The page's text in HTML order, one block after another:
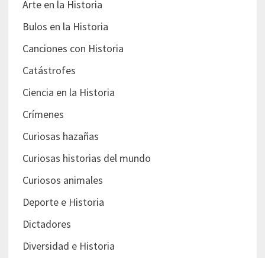
Arte en la Historia
Bulos en la Historia
Canciones con Historia
Catástrofes
Ciencia en la Historia
Crímenes
Curiosas hazañas
Curiosas historias del mundo
Curiosos animales
Deporte e Historia
Dictadores
Diversidad e Historia